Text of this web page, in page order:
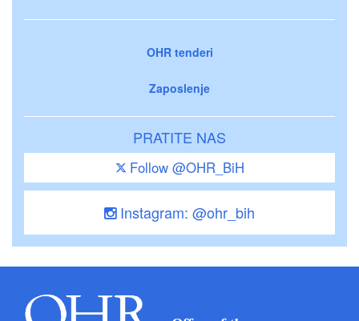
OHR tenderi
Zaposlenje
PRATITE NAS
Follow @OHR_BiH
Instagram: @ohr_bih